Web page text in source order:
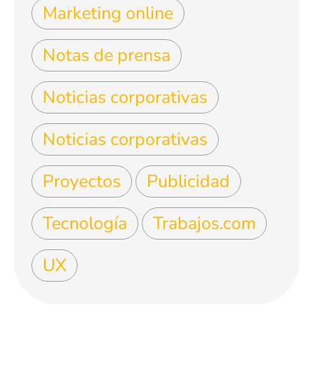
Marketing online
Notas de prensa
Noticias corporativas
Noticias corporativas
Proyectos
Publicidad
Tecnología
Trabajos.com
UX